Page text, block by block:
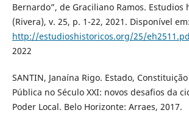
Bernardo”, de Graciliano Ramos. Estudios
(Rivera), v. 25, p. 1-22, 2021. Disponível em:
http://estudioshistoricos.org/25/
2022
SANTIN, Janaína Rigo. Estado,
Pública no Século XXI: novos desafios da
Poder Local. Belo Horizonte: Arraes, 2017.